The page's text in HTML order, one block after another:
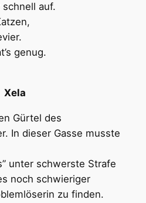
auf.
genug.
Xela
Gürtel des
In dieser Gasse musste
unter schwerste Strafe
noch schwieriger
zu finden.